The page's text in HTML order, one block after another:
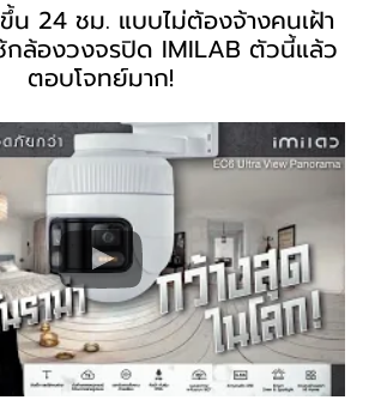
24 ชม. แบบไม่ต้องจ้างคนเฝ้า
กล้องวงจรปิด IMILAB ตัวนี้แล้ว
ตอบโจทย์มาก!